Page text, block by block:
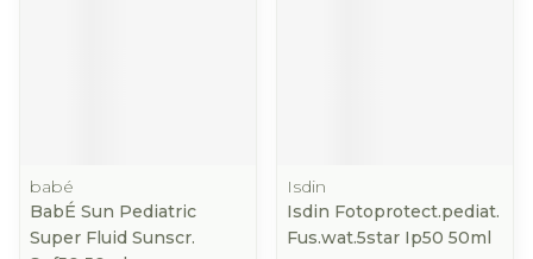
babé
BabÉ Sun Pediatric
Super Fluid Sunscr.
Isdin
Isdin Fotoprotect.pediat.
Fus.wat.5star Ip50 50ml